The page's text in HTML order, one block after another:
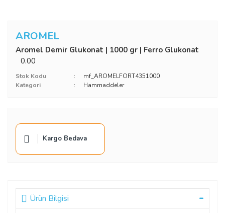
AROMEL
Aromel Demir Glukonat | 1000 gr | Ferro Glukonat
0.00
Stok Kodu
mf_AROMELFORT4351000
Kategori
Hammaddeler
Kargo Bedava
Ürün Bilgisi